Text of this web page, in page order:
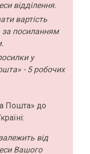
відділення.
вартість
посиланням
у
- 5 робочих
Пошта» до
від
Вашого